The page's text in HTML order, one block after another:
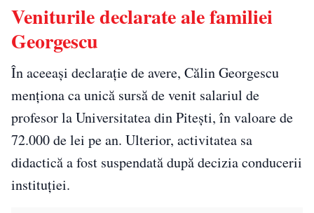
Veniturile declarate ale familiei
Georgescu
În aceeași declarație de avere, Călin Georgescu
menționa ca unică sursă de venit salariul de
profesor la Universitatea din Pitești, în valoare de
72.000 de lei pe an. Ulterior, activitatea sa
didactică a fost suspendată după decizia conducerii
instituției.